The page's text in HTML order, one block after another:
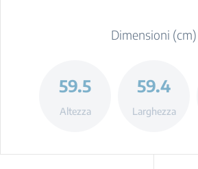
Dimensioni (cm)
59.5
Altezza
59.4
Larghezza